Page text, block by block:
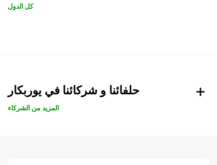
كل الدول
حلفائنا و شركائنا في يوربكار
المزيد من الشركاء